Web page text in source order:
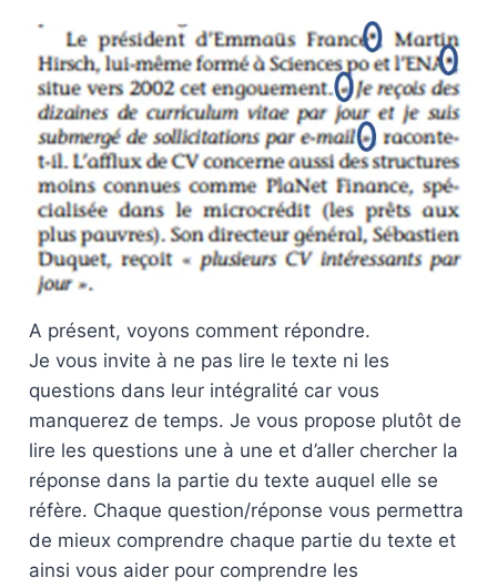
A présent, voyons comment répondre.
Je vous invite à ne pas lire le texte ni les
questions dans leur intégralité car vous
manquerez de temps. Je vous propose plutôt de
lire les questions une à une et d’aller chercher la
réponse dans la partie du texte auquel elle se
réfère. Chaque question/réponse vous permettra
de mieux comprendre chaque partie du texte et
ainsi vous aider pour comprendre les